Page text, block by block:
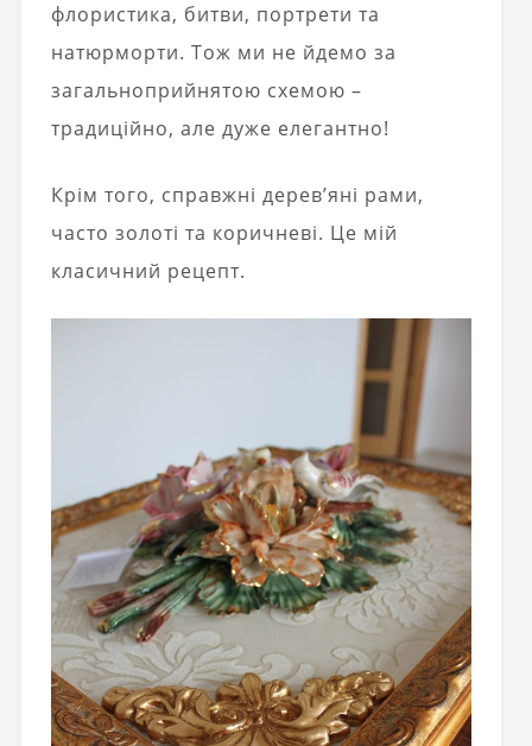
флористика, битви, портрети та
натюрморти. Тож ми не йдемо за
загальноприйнятою схемою –
традиційно, але дуже елегантно!
Крім того, справжні дерев’яні рами,
часто золоті та коричневі. Це мій
класичний рецепт.